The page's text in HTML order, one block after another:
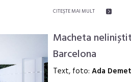
CITEŞTE MAI MULT
Macheta
Barcelona
Text, foto: Ada